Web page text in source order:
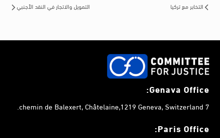
التخابر مع تركيا التمويل والاتجار في النقد الأجنبي
Genava Office:
7 chemin de Balexert, Châtelaine,1219 Geneva, Switzerland.
Paris Office: